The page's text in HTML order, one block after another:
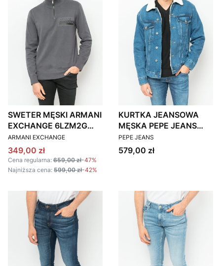
SWETER MĘSKI ARMANI
EXCHANGE 6LZM2G
ZMX8Z GRAFITOWY
PRODUCENT
ARMANI EXCHANGE
Cena promocyjna
349,00 zł
Cena regularna: 659,00 zł-47%
Najniższa cena: 599,00 zł-42%
KURTKA JEANSOWA
MĘSKA PEPE JEANS
PM402628HI7
GRANATOWA
PRODUCENT
PEPE JEANS
Cena
579,00 zł